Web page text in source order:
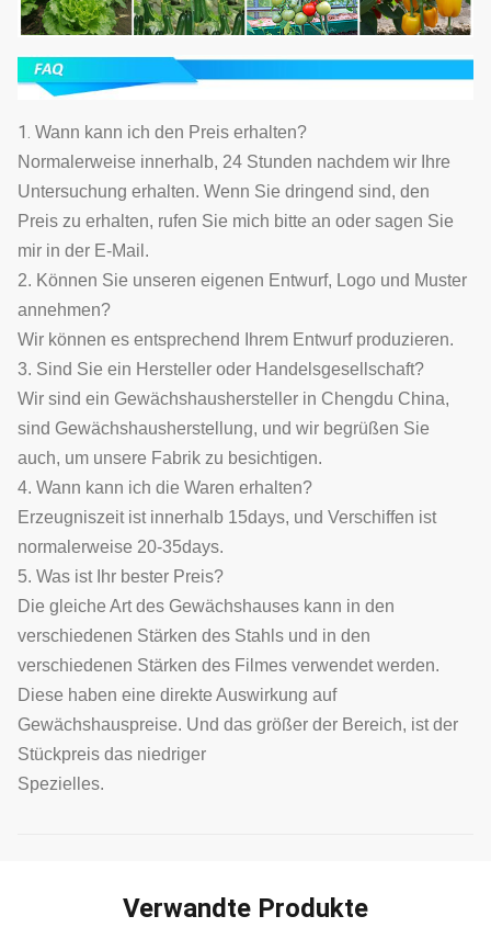
1. Wann kann ich den Preis erhalten?
Normalerweise innerhalb, 24 Stunden nachdem wir Ihre
Untersuchung erhalten. Wenn Sie dringend sind, den
Preis zu erhalten, rufen Sie mich bitte an oder sagen Sie
mir in der E-Mail.
2. Können Sie unseren eigenen Entwurf, Logo und Muster
annehmen?
Wir können es entsprechend Ihrem Entwurf produzieren.
3. Sind Sie ein Hersteller oder Handelsgesellschaft?
Wir sind ein Gewächshaushersteller in Chengdu China,
sind Gewächshausherstellung, und wir begrüßen Sie
auch, um unsere Fabrik zu besichtigen.
4. Wann kann ich die Waren erhalten?
Erzeugniszeit ist innerhalb 15days, und Verschiffen ist
normalerweise 20-35days.
5. Was ist Ihr bester Preis?
Die gleiche Art des Gewächshauses kann in den
verschiedenen Stärken des Stahls und in den
verschiedenen Stärken des Filmes verwendet werden.
Diese haben eine direkte Auswirkung auf
Gewächshauspreise. Und das größer der Bereich, ist der
Stückpreis das niedriger
Spezielles.
Verwandte Produkte